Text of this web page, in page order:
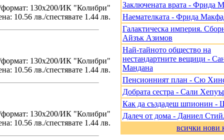
130х200/ИК "Колибри"
10.56 лв./спестявате 1.44 лв.
формат: 130х200/ИК "Колибри"
10.56 лв./спестявате 1.44 лв.
130х200/ИК "Колибри"
10.56 лв./спестявате 1.44 лв.
Заключената врата - Фрида
Наемателката - Фрида
Галактическа империя.
Айзък Азимов
Най-тайното общество на
нестандартните вещици -
Мандана
Пенсионният план - Сю
Добрата сестра - Сали
Как да създадеш шпионин -
Далеч от дома - Даниел
всички нови